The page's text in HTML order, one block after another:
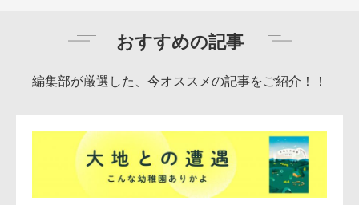
おすすめの記事
編集部が厳選した、今オススメの記事をご紹介！！